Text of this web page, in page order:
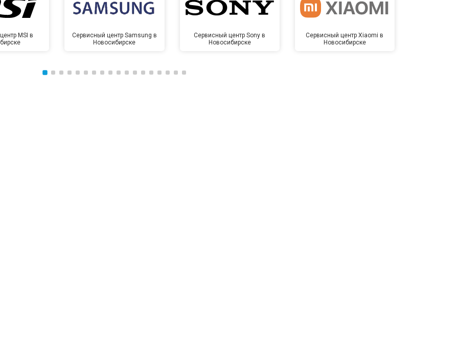
MSI в
Сервисный центр Samsung в
Новосибирске
Сервисный центр Sony в
Новосибирске
Сервисный центр Xiaomi в
Новосибирске